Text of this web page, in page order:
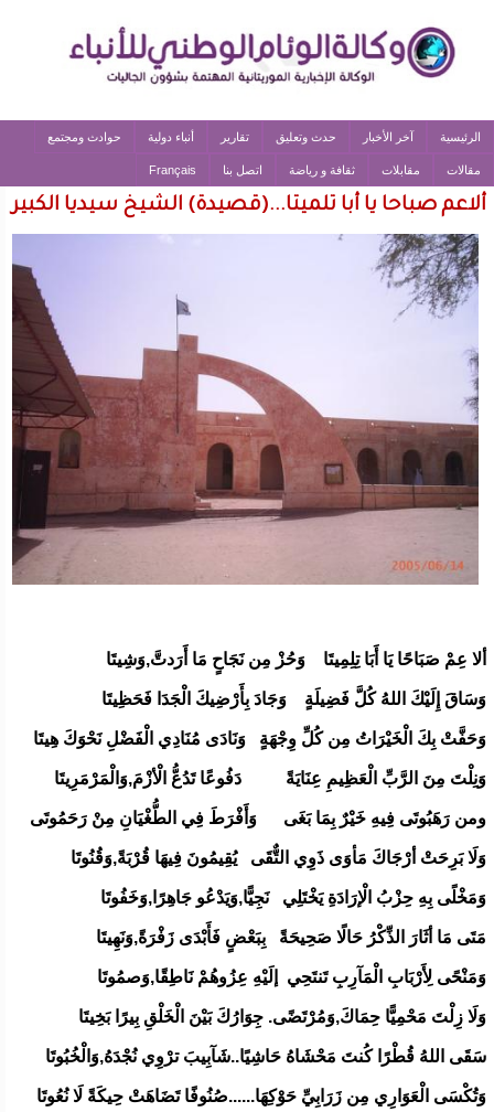
الرئيسية آخر الأخبار حدث وتعليق تقارير أنباء دولية حوادث ومجتمع
مقالات مقابلات ثقافة و رياضة اتصل بنا Français
ألاعم صباحا يا أبا تلميتا...(قصيدة) الشيخ سيديا الكبير
ألا عِمْ صَبَاحًا يَا أَبَا تِلِمِيتَا وَحُزْ مِن نَجَاحٍ مَا أَرَدتَّ,وَشِيتَا
وَسَاقَ إِلَيْكَ اللهُ كُلَّ فَضِيلَةٍ وَجَادَ بِأَرْضِيكَ الْجَدَا فَحَظِيتَا
وَحَفَّتْ بِكَ الْخَيْرَاتُ مِن كُلِّ وِجْهَةٍ وَنَادَى مُنَادِي الْفَضْلِ نَحْوَكَ هِيتَا
وَنِلْتَ مِنَ الرَّبِّ الْعَظِيمِ عِنَايَةً دَفُوعًا تَدُعُّ الْأزْمَ,وَالْمَرْمَرِيتَا
ومن رَهَبُوتَى فِيهِ خَيْرٌ بِمَا بَغَى وَأَفْرَطَ فِي الطُّغْيَانِ مِنْ رَحَمُوتَى
وَلَا بَرِحَتْ أرْجَاكَ مَأوَى ذَوِي التٌّقَى يُقِيمُونَ فِيهَا قُرْبَةً,وَقُنُوتَا
وَمَخْلًى بِهِ حِزْبُ الْإرَادَةِ يَخْتَلِي نَجِيًّا,وَيَدْعُو جَاهِرًا,وَخَفُوتَا
مَتَى مَا أثَارَ الذِّكْرُ حَالًا صَحِيحَةً بِبَعْضٍ فَأَبْدَى زَفْرَةً,وَنَهِيتَا
وَمَنْحًى لِأَرْبَابِ الْمَآرِبِ تَنتَحِي إلَيْهِ عِزُوهُمْ نَاطِقًا,وَصمُوتَا
وَلَا زِلْتَ مَحْمِيًّا حِمَاكَ,وَمُرْتَضًى. جِوَارُكَ بَيْنَ الْخَلْقِ بِيرًا بَخِيتَا
سَقَى اللهُ قُطْرًا كُنتَ مَحْشَاهُ حَاشِيًا..شَآبِيبَ ترْوِي نُجْدَهُ,وَالْخُبُوتَا
وَتُكْسَى الْعَوَارِي مِن زَرَابِيِّ حَوْكِهَا......صُنُوفًا تَضَاهَتْ حِيكَةً لَا نُعُوتَا